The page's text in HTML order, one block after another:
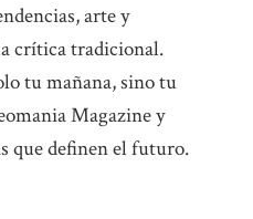
arte y
crítica tradicional.
tu mañana, sino tu
Magazine y
que definen el futuro.